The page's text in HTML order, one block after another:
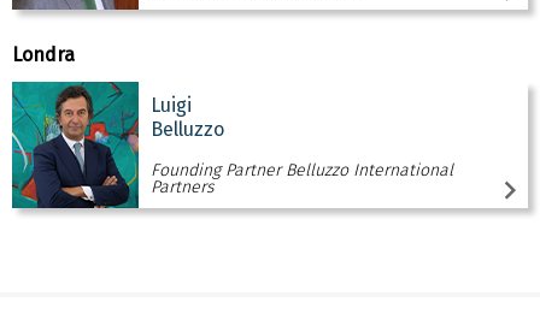
Londra
Luigi
Belluzzo
Founding Partner Belluzzo International
Partners